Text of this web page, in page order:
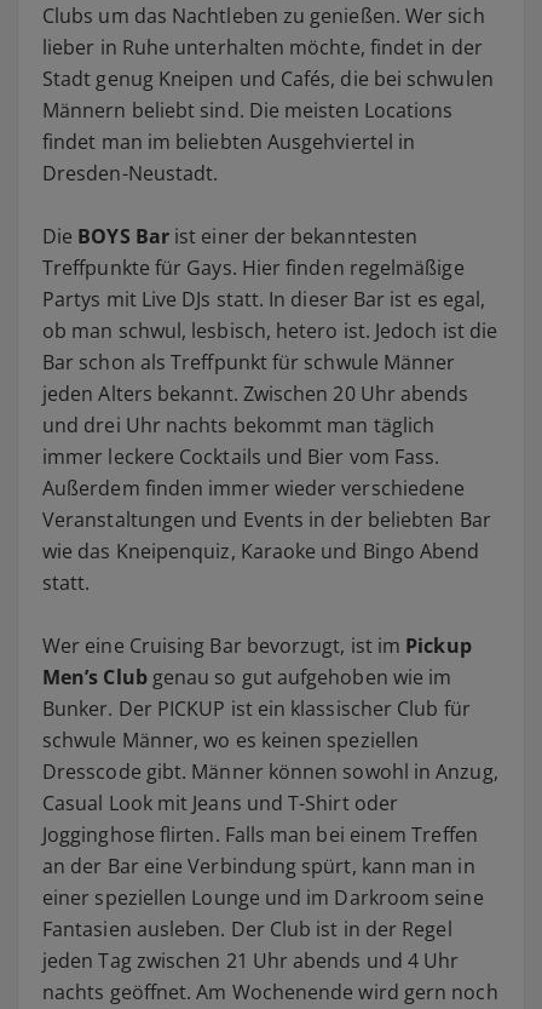
Clubs um das Nachtleben zu genießen. Wer sich
lieber in Ruhe unterhalten möchte, findet in der
Stadt genug Kneipen und Cafés, die bei schwulen
Männern beliebt sind. Die meisten Locations
findet man im beliebten Ausgehviertel in
Dresden-Neustadt.
Die BOYS Barist einer der bekanntesten
Treffpunkte für Gays. Hier finden regelmäßige
Partys mit Live DJs statt. In dieser Bar ist es egal,
ob man schwul, lesbisch, hetero ist. Jedoch ist die
Bar schon als Treffpunkt für schwule Männer
jeden Alters bekannt. Zwischen 20 Uhr abends
und drei Uhr nachts bekommt man täglich
immer leckere Cocktails und Bier vom Fass.
Außerdem finden immer wieder verschiedene
Veranstaltungen und Events in der beliebten Bar
wie das Kneipenquiz, Karaoke und Bingo Abend
statt.
Wer eine Cruising Bar bevorzugt, ist im Pickup
Men’s Clubgenau so gut aufgehoben wie im
Bunker. Der PICKUP ist ein klassischer Club für
schwule Männer, wo es keinen speziellen
Dresscode gibt. Männer können sowohl in Anzug,
Casual Look mit Jeans und T-Shirt oder
Jogginghose flirten. Falls man bei einem Treffen
an der Bar eine Verbindung spürt, kann man in
einer speziellen Lounge und im Darkroom seine
Fantasien ausleben. Der Club ist in der Regel
jeden Tag zwischen 21 Uhr abends und 4 Uhr
nachts geöffnet. Am Wochenende wird gern noch